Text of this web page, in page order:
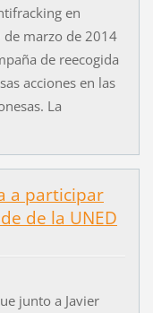
en
de marzo de 2014
de reecogida
acciones en las
La
a participar
de la UNED
junto a Javier